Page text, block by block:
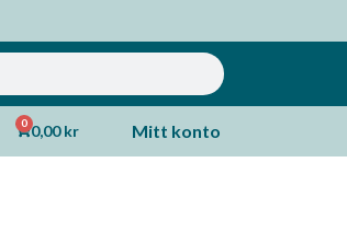
0,00kr
0 Mitt konto